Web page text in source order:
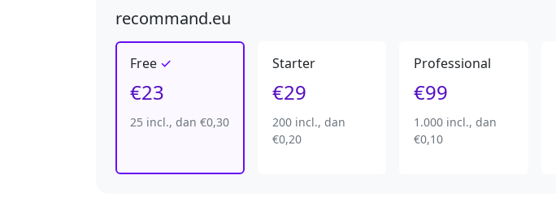
recommand.eu
Free
€23
25 incl., dan €0,30
Starter
€29
200 incl., dan
€0,20
Professional
€99
1.000 incl., dan
€0,10